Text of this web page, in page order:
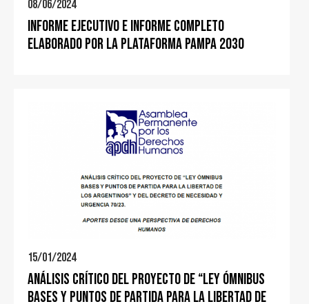
08/06/2024
Informe Ejecutivo e Informe Completo
elaborado por la Plataforma PAMPA 2030
15/01/2024
ANÁLISIS CRÍTICO DEL PROYECTO DE “LEY ÓMNIBUS
BASES Y PUNTOS DE PARTIDA PARA LA LIBERTAD DE